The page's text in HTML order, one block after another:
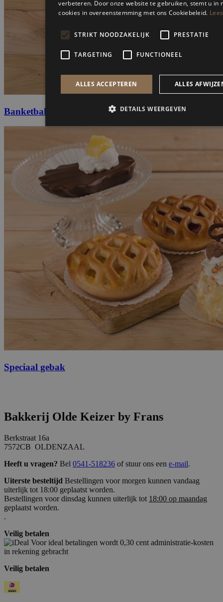
Banketbakkers room
Speciaal gebak
Bakkerij Olde Keizer by Frans
Berkstraat 16a
7572CB OLDENZAAL
Heeft u vragen? Bel 0541-518236 of stuur ons een e-mail.
Uiterste besteltijd Bestellingen voor morgen kunnen vandaag
uiterlijk tot 18:00 geplaatst worden.
Bestellingen voor dinsdag kunnen uiterlijk tot 18:00 op maandag
geplaatst worden.
.
Veilig betalen
Voor ideal betalingen wordt 0,30 cent administratie-kosten
in rekening gebracht
Veilig betalen